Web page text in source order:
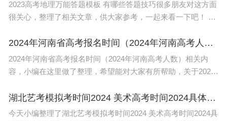
2023高考地理万能答题模板 有哪些答题技巧很多朋友对这方面
很关心，整理了相关文章，供大家参考，一起来看一下吧！ 会
不好，这时你要多研究答题的方
2024年河南省高考报名时间（2024年河南高考人数）
2024年河南省高考报名时间（2024年河南高考人数）相关内
容，小编在这里做了整理，希望能对大家有所帮助，关于2024
了解一下吧！ 2024年河南省高考报名
湖北艺考模拟考时间2024 美术高考时间2024具体时间
今天小编整理了湖北艺考模拟考时间2024 美术高考时间2024具